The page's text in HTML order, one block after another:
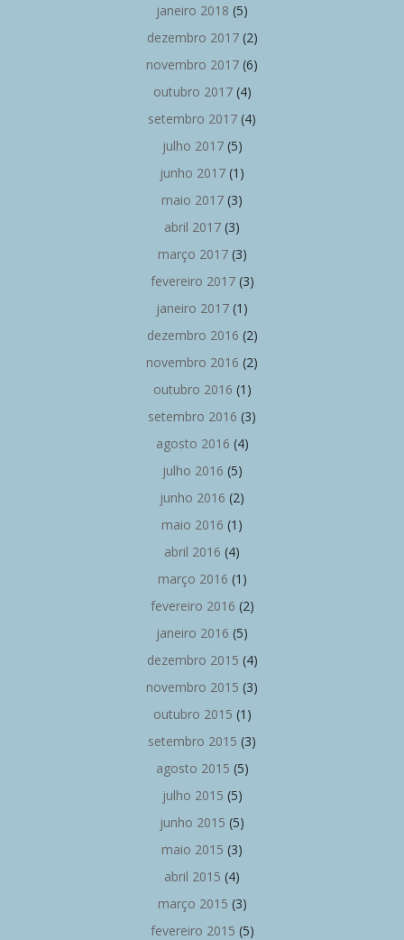
janeiro 2018 (5)
dezembro 2017(2)
novembro 2017 (6)
outubro 2017(4)
setembro 2017 (4)
julho 2017(5)
junho 2017 (1)
maio 2017 (3)
abril 2017 (3)
março 2017(3)
fevereiro 2017(3)
janeiro 2017 (1)
dezembro 2016 (2)
novembro 2016 (2)
outubro 2016 (1)
setembro 2016 (3)
agosto 2016 (4)
julho 2016 (5)
junho 2016 (2)
maio 2016 (1)
abril 2016 (4)
março 2016 (1)
fevereiro 2016 (2)
janeiro 2016 (5)
dezembro 2015 (4)
novembro 2015 (3)
outubro 2015 (1)
setembro 2015 (3)
agosto 2015 (5)
julho 2015 (5)
junho 2015 (5)
maio 2015 (3)
abril 2015 (4)
março 2015 (3)
fevereiro 2015 (5)